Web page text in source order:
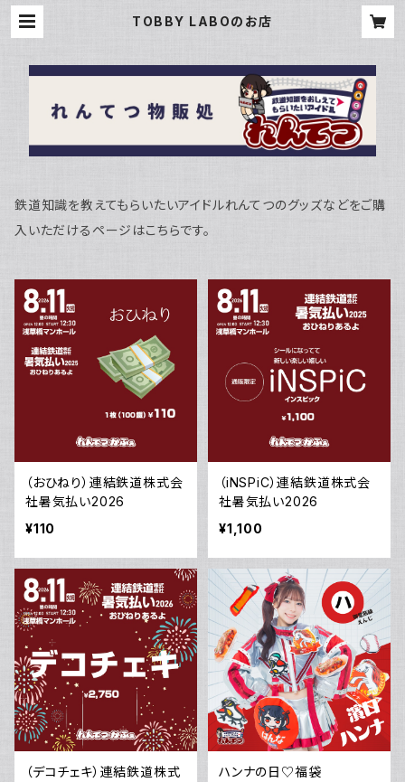
TOBBY LABOのお店
鉄道知識を教えてもらいたいアイドルれんてつのグッズなどをご購
入いただけるページはこちらです。
（おひねり）連結鉄道株式会
社暑気払い2026
¥110
（iNSPiC）連結鉄道株式会
社暑気払い2026
¥1,100
（デコチェキ）連結鉄道株式
ハンナの日♡福袋